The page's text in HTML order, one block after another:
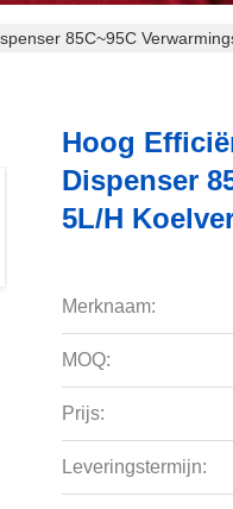
85C~95C
Hoog
Dispenser
5L/H
Merknaam:
MOQ:
Prijs:
Leveringstermijn: